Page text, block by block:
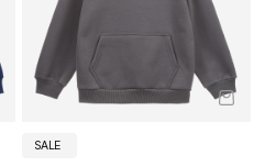
SALE